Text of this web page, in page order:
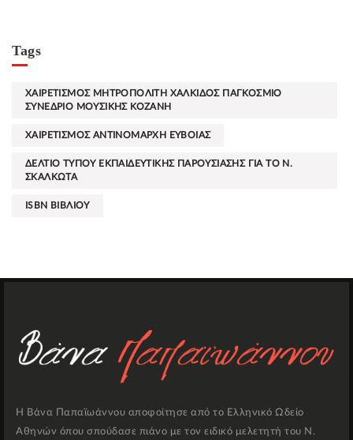
Tags
ΧΑΙΡΕΤΙΣΜΟΣ ΜΗΤΡΟΠΟΛΙΤΗ ΧΑΛΚΙΔΟΣ ΠΑΓΚΟΣΜΙΟ
ΣΥΝΕΔΡΙΟ ΜΟΥΣΙΚΗΣ ΚΟΖΑΝΗ
ΧΑΙΡΕΤΙΣΜΟΣ ΑΝΤΙΝΟΜΑΡΧΗ ΕΥΒΟΙΑΣ
ΔΕΛΤΙΟ ΤΥΠΟΥ ΕΚΠΑΙΔΕΥΤΙΚΗΣ ΠΑΡΟΥΣΙΑΣΗΣ ΓΙΑ ΤΟ Ν.
ΣΚΑΛΚΩΤΑ
ISBN ΒΙΒΛΙΟΥ
Η Βάνα Παπαϊωάννου αποφοίτησε από το Ελληνικό Ωδείο
Αθηνών όπου σπούδασε πιάνο με τον ειδικό μελετητή του Ν.